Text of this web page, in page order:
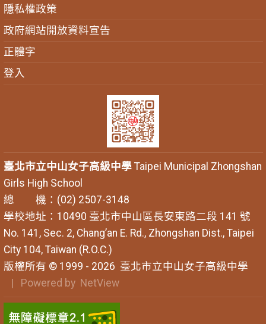
隱私權政策
政府網站開放資料宣告
正體字
登入
臺北市立中山女子高級中學Taipei Municipal Zhongshan
Girls High School
總 機：(02) 2507-3148
學校地址：10490 臺北市中山區長安東路二段 141 號
No. 141, Sec. 2, Chang’an E. Rd., Zhongshan Dist., Taipei
City 104, Taiwan (R.O.C.)
版權所有 © 1999 - 2026 臺北市立中山女子高級中學
| Powered by NetView